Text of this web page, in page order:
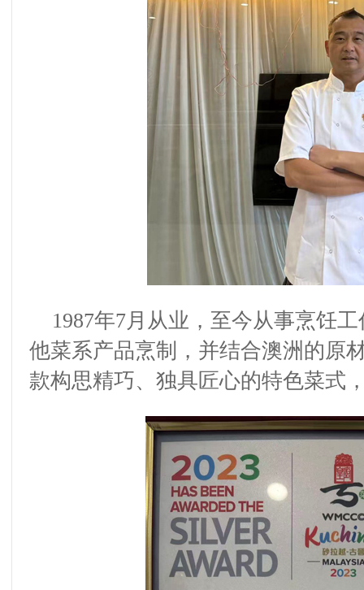
1987年7月 从业 ， 至今从事烹饪工
他菜系产品烹制，并结合澳洲的原
款构思精巧、独具匠心的特色菜式